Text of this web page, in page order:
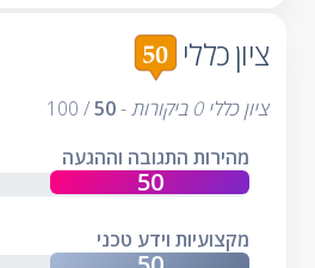
ציון כללי
ציון כללי0 ביקורות-
50
/
100
מהירות התגובה וההגעה
מקצועיות וידע טכני